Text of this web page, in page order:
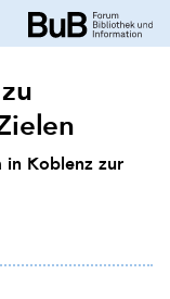
in Koblenz zur